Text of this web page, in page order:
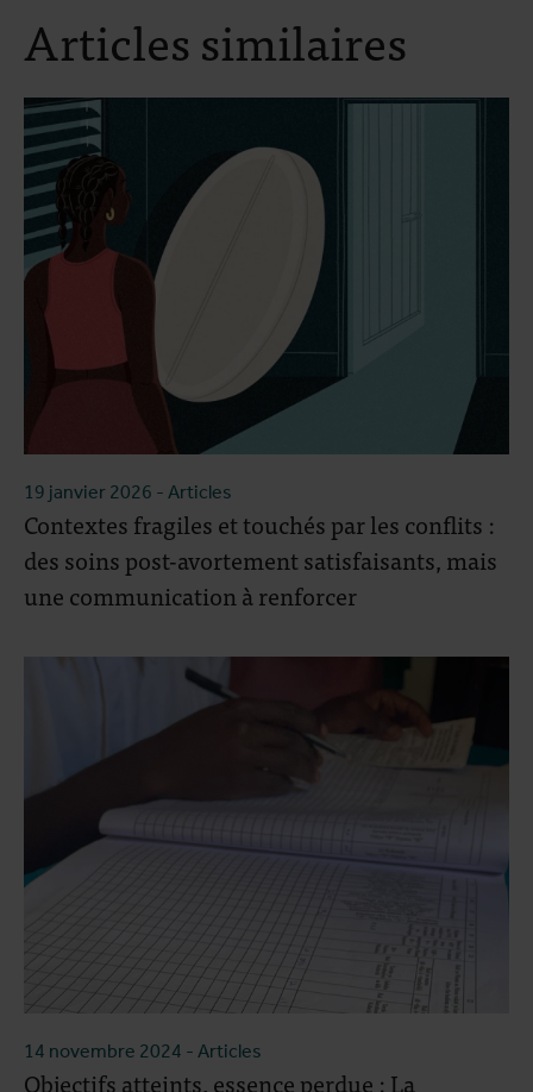
Articles similaires
19 janvier 2026 - Articles
Contextes fragiles et touchés par les conflits :
des soins post-avortement satisfaisants, mais
une communication à renforcer
14 novembre 2024 - Articles
Objectifs atteints, essence perdue : La